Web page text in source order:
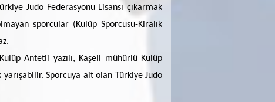
Judo Federasyonu Lisansı çıkarmak
sporcular (Kulüp Sporcusu-Kiralık
Antetli yazılı, Kaşeli mühürlü Kulüp
Sporcuya ait olan Türkiye Judo